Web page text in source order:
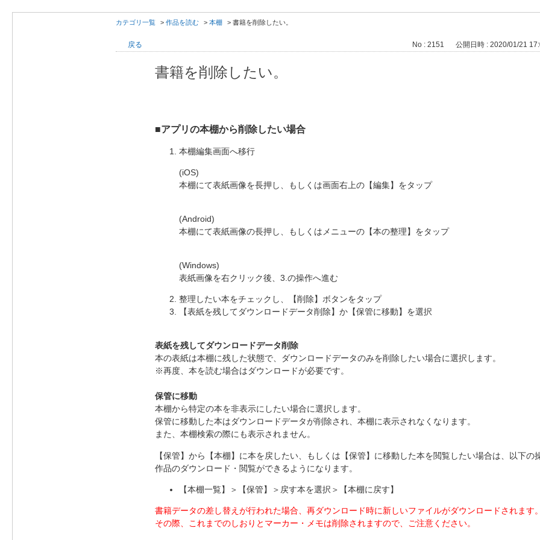
カテゴリ一覧 > 作品を読む > 本棚 > 書籍を削除したい。
戻る No : 2151 公開日時 : 2020/01/21
書籍を削除したい。
■アプリの本棚から削除したい場合
本棚編集画面へ移行
(iOS)
本棚にて表紙画像を長押し、もしくは画面右上の【編集】をタップ
(Android)
本棚にて表紙画像の長押し、もしくはメニューの【本の整理】をタップ
(Windows)
表紙画像を右クリック後、3.の操作へ進む
整理したい本をチェックし、【削除】ボタンをタップ
【表紙を残してダウンロードデータ削除】か【保管に移動】を選択
表紙を残してダウンロードデータ削除
本の表紙は本棚に残した状態で、ダウンロードデータのみを削除したい場合に選択します。
※再度、本を読む場合はダウンロードが必要です。
保管に移動
本棚から特定の本を非表示にしたい場合に選択します。
保管に移動した本はダウンロードデータが削除され、本棚に表示されなくなります。
また、本棚検索の際にも表示されません。
【保管】から【本棚】に本を戻したい、もしくは【保管】に移動した本を閲覧したい場合は、以下の
作品のダウンロード・閲覧ができるようになります。
【本棚一覧】＞【保管】＞戻す本を選択＞【本棚に戻す】
書籍データの差し替えが行われた場合、再ダウンロード時に新しいファイルがダウンロードされます。
その際、これまでのしおりとマーカー・メモは削除されますので、ご注意ください。